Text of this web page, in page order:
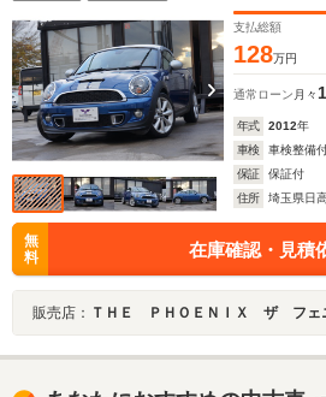
支払総額
128万円
通常ローン 月々
年式 2012年
車検
車検整備
保証
保証付
住所
埼玉県日
無
料
在庫確認・見積
販売店： ＴＨＥ ＰＨＯＥＮＩＸ ザ フェ